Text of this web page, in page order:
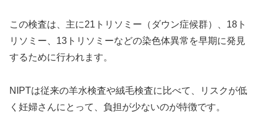
この検査は、主に21トリソミー（ダウン症候群）、18ト
リソミー、13トリソミーなどの染色体異常を早期に発見
するために行われます。
NIPTは従来の羊水検査や絨毛検査に比べて、リスクが低
く妊婦さんにとって、負担が少ないのが特徴です。